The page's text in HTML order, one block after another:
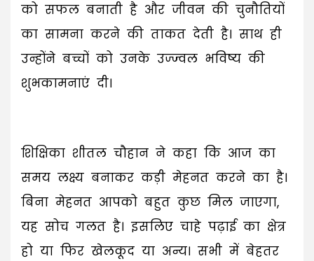
को सफल बनाती है और जीवन की चुनौतियों
का सामना करने की ताकत देती है। साथ ही
उन्होंने बच्चों को उनके उज्ज्वल भविष्य की
शुभकामनाएं दी।
शिक्षिका शीतल चौहान ने कहा कि आज का
समय लक्ष्य बनाकर कड़ी मेहनत करने का है।
बिना मेहनत आपको बहुत कुछ मिल जाएगा,
यह सोच गलत है। इसलिए चाहे पढ़ाई का क्षेत्र
हो या फिर खेलकूद या अन्य। सभी में बेहतर